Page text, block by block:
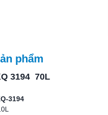
phẩm
3194 70L
3194